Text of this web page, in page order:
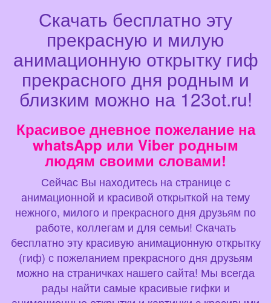
Скачать бесплатно эту
прекрасную и милую
анимационную открытку гиф
прекрасного дня родным и
близким можно на 123ot.ru!
Красивое дневное пожелание на
whatsApp или Viber родным
людям своими словами!
Сейчас Вы находитесь на странице с
анимационной и красивой открыткой на тему
нежного, милого и прекрасного дня друзьям по
работе, коллегам и для семьи! Скачать
бесплатно эту красивую анимационную открытку
(гиф) с пожеланием прекрасного дня друзьям
можно на страничках нашего сайта! Мы всегда
рады найти самые красивые гифки и